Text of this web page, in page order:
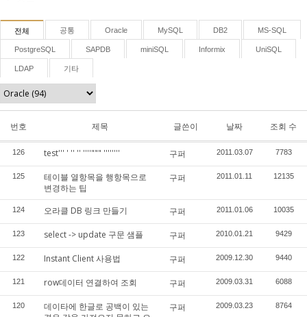
전체 공통 Oracle MySQL DB2 MS-SQL
PostgreSQL SAPDB miniSQL Informix UniSQL
LDAP 기타
번호 제목 글쓴이 날짜 조회 수
126 test''' ' '' '' ''''""" '''''''' 구퍼 2011.03.07 7783
125
테이블 열항목을 행항목으로
변경하는 팁
구퍼 2011.01.11 12135
124 오라클 DB 링크 만들기 구퍼 2011.01.06 10035
123 select -> update 구문 샘플 구퍼 2010.01.21 9429
122 Instant Client 사용법 구퍼 2009.12.30 9440
121 row데이터 연결하여 조회 구퍼 2009.03.31 6088
120
데이타에 한글로 공백이 있는
구퍼 2009.03.23 8764